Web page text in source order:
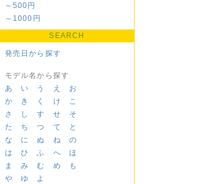
～500円
～1000円
SEARCH
発売日から探す
モデル名から探す
あ
い う え
お
か
き く け
こ
さ
し す せ
そ
た
ち つ て
と
な
に ぬ ね
の
は
ひ ふ へ
ほ
ま
み む め
も
や
ゆ
よ